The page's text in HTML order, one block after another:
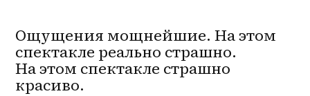
Ощущения мощнейшие. На этом
спектакле реально страшно.
На этом спектакле страшно
красиво.